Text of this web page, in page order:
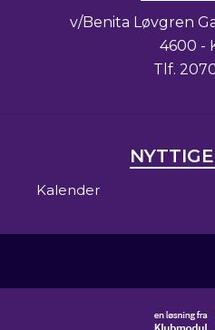
v/Benita Løvgren
4600 -
Tlf.
Kalender